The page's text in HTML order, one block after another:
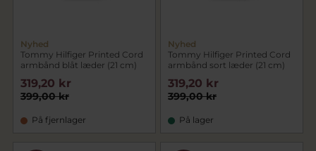
Nyhed
Tommy Hilfiger Printed Cord
armbånd blåt læder (21 cm)
399,00 kr
319,20 kr
På fjernlager
Nyhed
Tommy Hilfiger Printed Cord
armbånd sort læder (21 cm)
399,00 kr
319,20 kr
På lager